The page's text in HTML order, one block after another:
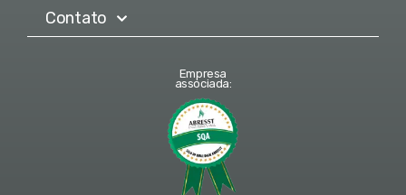
Contato
Empresa
associada: